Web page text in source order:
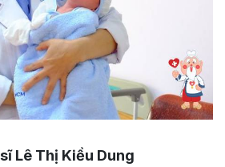
Lê Thị Kiều Dung